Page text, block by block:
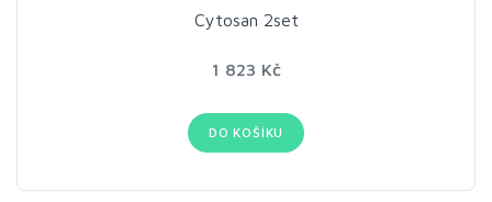
Cytosan 2set
1 823 Kč
DO KOŠÍKU